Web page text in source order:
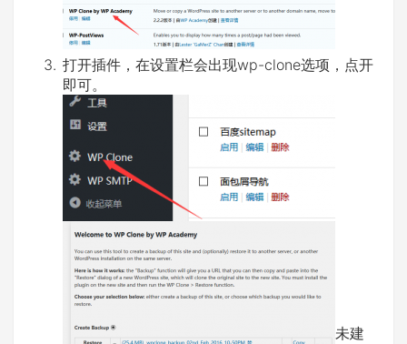
打开插件，在设置栏会出现wp-clone选项，点开
即可。
未建